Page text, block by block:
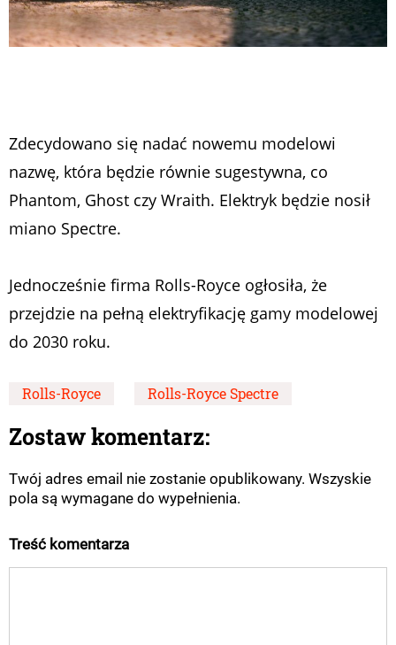
Zdecydowano się nadać nowemu modelowi
nazwę, która będzie równie sugestywna, co
Phantom, Ghost czy Wraith. Elektryk będzie nosił
miano Spectre.
Jednocześnie firma Rolls-Royce ogłosiła, że
przejdzie na pełną elektryfikację gamy modelowej
do 2030 roku.
Rolls-Royce Rolls-Royce Spectre
Zostaw komentarz:
Twój adres email nie zostanie opublikowany. Wszyskie
pola są wymagane do wypełnienia.
Treść komentarza